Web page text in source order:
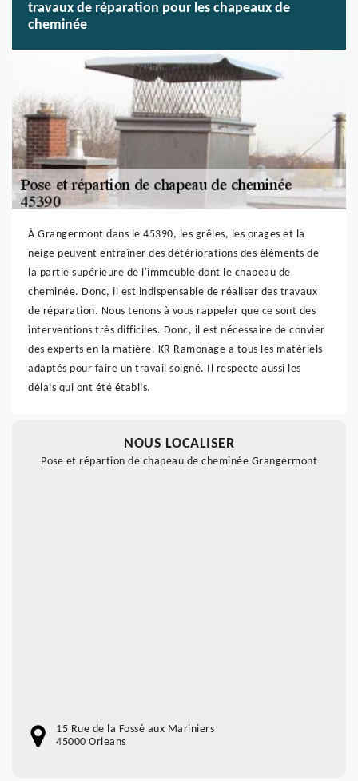
travaux de réparation pour les chapeaux de
cheminée
À Grangermont dans le 45390, les grêles, les orages et la
neige peuvent entraîner des détériorations des éléments de
la partie supérieure de l'immeuble dont le chapeau de
cheminée. Donc, il est indispensable de réaliser des travaux
de réparation. Nous tenons à vous rappeler que ce sont des
interventions très difficiles. Donc, il est nécessaire de convier
des experts en la matière. KR Ramonage a tous les matériels
adaptés pour faire un travail soigné. Il respecte aussi les
délais qui ont été établis.
NOUS LOCALISER
Pose et répartion de chapeau de cheminée Grangermont
15 Rue de la Fossé aux Mariniers
45000 Orleans